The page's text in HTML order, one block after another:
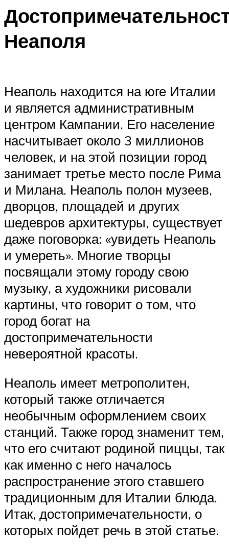
Неаполя
Неаполь находится на юге Италии
и является административным
центром Кампании. Его население
насчитывает около 3 миллионов
человек, и на этой позиции город
занимает третье место после Рима
и Милана. Неаполь полон музеев,
дворцов, площадей и других
шедевров архитектуры, существует
даже поговорка: «увидеть Неаполь
и умереть». Многие творцы
посвящали этому городу свою
музыку, а художники рисовали
картины, что говорит о том, что
город богат на
достопримечательности
невероятной красоты.
Неаполь имеет метрополитен,
который также отличается
необычным оформлением своих
станций. Также город знаменит тем,
что его считают родиной пиццы, так
как именно с него началось
распространение этого ставшего
традиционным для Италии блюда.
Итак, достопримечательности, о
которых пойдет речь в этой статье.